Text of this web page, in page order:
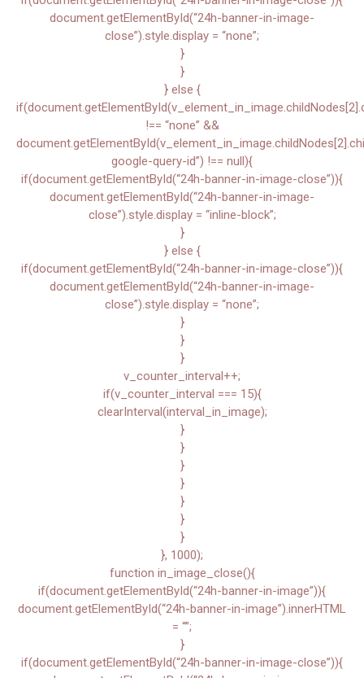
document.getElementById(“24h-banner-in-image-
close”).style.display = “none”;
}
}
} else {
!== “none” &&
google-query-id”) !== null){
if(document.getElementById(“24h-banner-in-image-close”)){
document.getElementById(“24h-banner-in-image-
close”).style.display = “inline-block”;
}
} else {
if(document.getElementById(“24h-banner-in-image-close”)){
document.getElementById(“24h-banner-in-image-
close”).style.display = “none”;
}
}
}
v_counter_interval++;
if(v_counter_interval === 15){
clearInterval(interval_in_image);
}
}
}
}
}
}
}
}, 1000);
function in_image_close(){
if(document.getElementById(“24h-banner-in-image”)){
document.getElementById(“24h-banner-in-image”).innerHTML
= “”;
}
if(document.getElementById(“24h-banner-in-image-close”)){